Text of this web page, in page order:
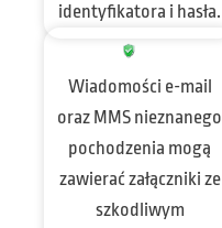
identyfikatora i hasła.
Wiadomości e-mail
oraz MMS nieznanego
pochodzenia mogą
zawierać załączniki ze
szkodliwym